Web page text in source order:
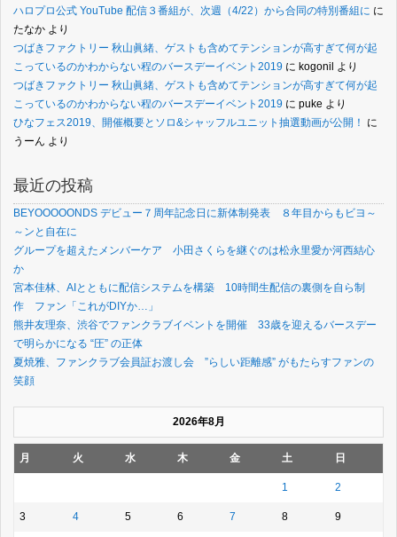
ハロプロ公式 YouTube 配信３番組が、次週（4/22）から合同の特別番組に に
たなか より
つばきファクトリー 秋山眞緒、ゲストも含めてテンションが高すぎて何が起
こっているのかわからない程のバースデーイベント2019 に kogonil より
つばきファクトリー 秋山眞緒、ゲストも含めてテンションが高すぎて何が起
こっているのかわからない程のバースデーイベント2019 に puke より
ひなフェス2019、開催概要とソロ&シャッフルユニット抽選動画が公開！
に
うーん より
最近の投稿
BEYOOOOONDS デビュー７周年記念日に新体制発表 ８年目からもビヨ～
～ンと自在に
グループを超えたメンバーケア 小田さくらを継ぐのは松永里愛か河西結心
か
宮本佳林、AIとともに配信システムを構築 10時間生配信の裏側を自ら制
作 ファン「これがDIYか…」
熊井友理奈、渋谷でファンクラブイベントを開催 33歳を迎えるバースデー
で明らかになる “圧” の正体
夏焼雅、ファンクラブ会員証お渡し会 ”らしい距離感” がもたらすファンの
笑顔
2026年8月
月 火 水 木 金 土 日
1 2
3 4 5 6 7 8 9